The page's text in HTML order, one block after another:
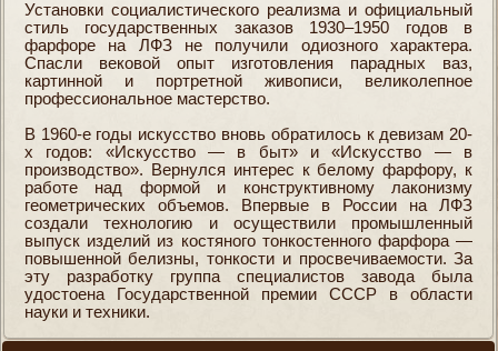
Установки социалистического реализма и официальный
стиль государственных заказов 1930–1950 годов в
фарфоре на ЛФЗ не получили одиозного характера.
Спасли вековой опыт изготовления парадных ваз,
картинной и портретной живописи, великолепное
профессиональное мастерство.
В 1960-е годы искусство вновь обратилось к девизам 20-
x годов: «Искусство — в быт» и «Искусство — в
производство». Вернулся интерес к белому фарфору, к
работе над формой и конструктивному лаконизму
геометрических объемов. Впервые в России на ЛФЗ
создали технологию и осуществили промышленный
выпуск изделий из костяного тонкостенного фарфора —
повышенной белизны, тонкости и просвечиваемости. За
эту разработку группа специалистов завода была
удостоена Государственной премии СССР в области
науки и техники.